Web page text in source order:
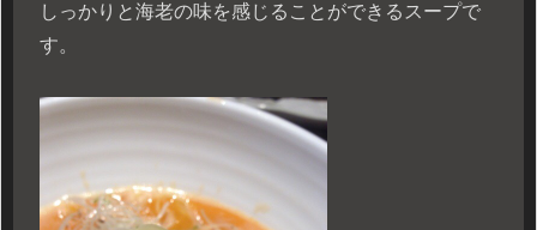
しっかりと海老の味を感じることができるスープで
す。